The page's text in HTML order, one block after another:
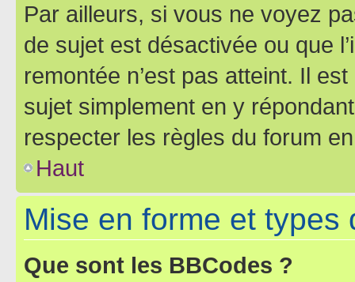
Par ailleurs, si vous ne voyez
de sujet est désactivée ou que
remontée n’est pas atteint. Il
sujet simplement en y
respecter les règles du forum
Haut
Mise en forme et types
Que sont les BBCodes ?